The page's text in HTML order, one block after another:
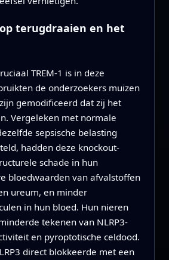
terugdraaien en het
TREM-1 is in deze
de onderzoekers muizen
gemodificeerd dat zij het
Vergeleken met normale
sepsische belasting
hadden deze knockout-
schade in hun
bloedwaarden van afvalstoffen
ureum, en minder
in hun bloed. Hun nieren
tekenen van NLRP3-
en pyroptotische celdood.
direct blokkeerde met een